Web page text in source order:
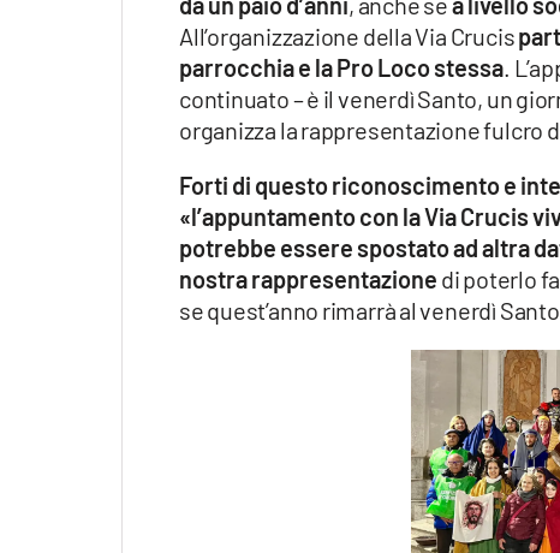
All’organizzazione della Via Crucis
parrocchia e la Pro Loco stessa.
continuato – è il venerdì Santo, un
organizza la rappresentazione fulcro
Forti di questo riconoscimento e
«l’appuntamento con la Via Crucis
potrebbe essere spostato ad altra
nostra rappresentazione di poterlo
se quest’anno rimarrà al venerdì